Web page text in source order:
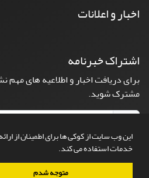
این وب سایت از کوکی ها برای اطمینان از
خدمات استفاده می کند.
متوجه شدم
اخبار و اعلانات
اشتراک خبرنامه
برای دریافت اخبار و اطلاعیه های مهم
مشترک شوید.